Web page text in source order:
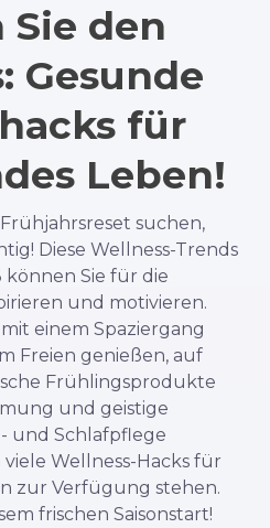
Sie den
Gesunde
für
Leben!
suchen,
Diese Wellness-Trends
Sie für die
und motivieren.
einem Spaziergang
Freien genießen, auf
Frühlingsprodukte
und geistige
und Schlafpflege
viele Wellness-Hacks für
zur Verfügung stehen.
frischen Saisonstart!